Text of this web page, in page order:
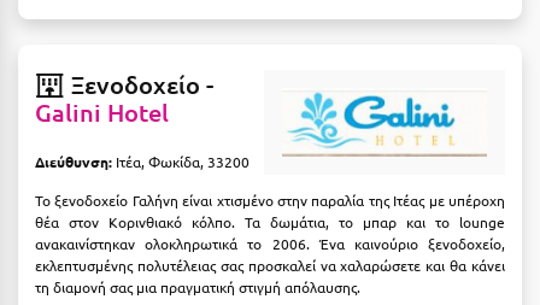
Ιεράπετρα
Ιθάκη
Ικαρία
Ίος
Ιωάννινα
Ξενοδοχείο -
Galini Hotel
Διεύθυνση: Ιτέα, Φωκίδα, 33200
Το ξενοδοχείο Γαλήνη είναι χτισμένο στην παραλία της Ιτέας με υπέροχη
θέα στον Κορινθιακό κόλπο. Τα δωμάτια, το μπαρ και το lounge
ανακαινίστηκαν ολοκληρωτικά το 2006. Ένα καινούριο ξενοδοχείο,
εκλεπτυσμένης πολυτέλειας σας προσκαλεί να χαλαρώσετε και θα κάνει
τη διαμονή σας μια πραγματική στιγμή απόλαυσης.